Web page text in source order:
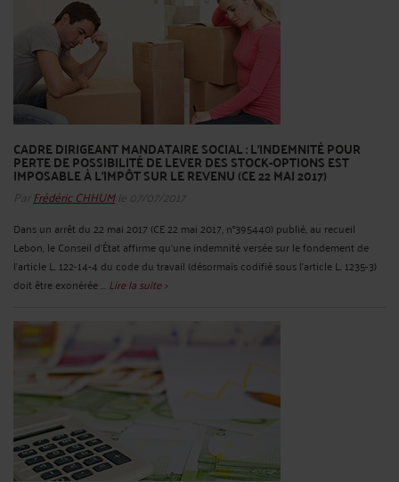
CADRE DIRIGEANT MANDATAIRE SOCIAL : L’INDEMNITÉ POUR
PERTE DE POSSIBILITÉ DE LEVER DES STOCK-OPTIONS EST
IMPOSABLE À L’IMPÔT SUR LE REVENU (CE 22 MAI 2017)
Par Frédéric CHHUMle 07/07/2017
Dans un arrêt du 22 mai 2017 (CE 22 mai 2017, n°395440) publié, au recueil
Lebon, le Conseil d’État affirme qu’une indemnité versée sur le fondement de
l’article L. 122-14-4 du code du travail (désormais codifié sous l’article L. 1235-3)
doit être exonérée ... Lire la suite >